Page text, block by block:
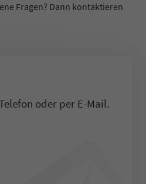
Fragen? Dann kontaktieren
oder per E-Mail.